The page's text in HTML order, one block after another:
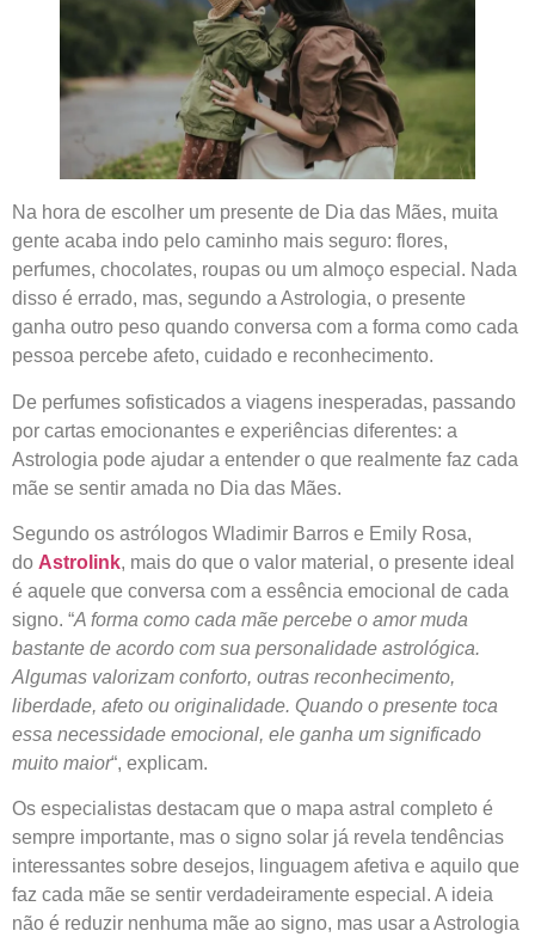
Na hora de escolher um presente de Dia das Mães, muita
gente acaba indo pelo caminho mais seguro: flores,
perfumes, chocolates, roupas ou um almoço especial. Nada
disso é errado, mas, segundo a Astrologia, o presente
ganha outro peso quando conversa com a forma como cada
pessoa percebe afeto, cuidado e reconhecimento.
De perfumes sofisticados a viagens inesperadas, passando
por cartas emocionantes e experiências diferentes: a
Astrologia pode ajudar a entender o que realmente faz cada
mãe se sentir amada no Dia das Mães.
Segundo os astrólogos Wladimir Barros e Emily Rosa,
do Astrolink, mais do que o valor material, o presente ideal
é aquele que conversa com a essência emocional de cada
signo. “A forma como cada mãe percebe o amor muda
bastante de acordo com sua personalidade astrológica.
Algumas valorizam conforto, outras reconhecimento,
liberdade, afeto ou originalidade. Quando o presente toca
essa necessidade emocional, ele ganha um significado
muito maior“, explicam.
Os especialistas destacam que o mapa astral completo é
sempre importante, mas o signo solar já revela tendências
interessantes sobre desejos, linguagem afetiva e aquilo que
faz cada mãe se sentir verdadeiramente especial. A ideia
não é reduzir nenhuma mãe ao signo, mas usar a Astrologia